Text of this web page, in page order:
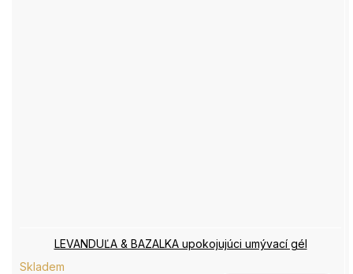
LEVANDUĽA & BAZALKA upokojujúci umývací gél
Skladem